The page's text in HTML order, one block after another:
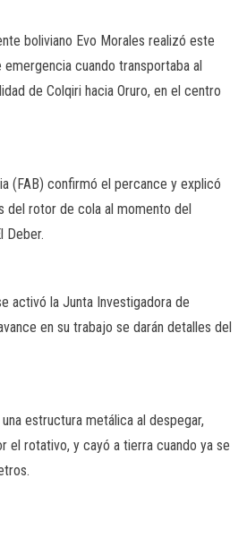
boliviano Evo Morales realizó este
cuando transportaba al
de Colqiri hacia Oruro, en el centro
(FAB) confirmó el percance y explicó
del rotor de cola al momento del
Deber.
activó la Junta Investigadora de
en su trabajo se darán detalles del
estructura metálica al despegar,
el rotativo, y cayó a tierra cuando ya se